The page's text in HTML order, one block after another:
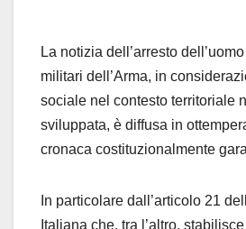
La notizia dell’arresto
militari dell’Arma, in
sociale nel contesto territoriale
sviluppata, è diffusa in
cronaca costituzionalmente
In particolare dall’articolo 21
Italiana che, tra l’altro,